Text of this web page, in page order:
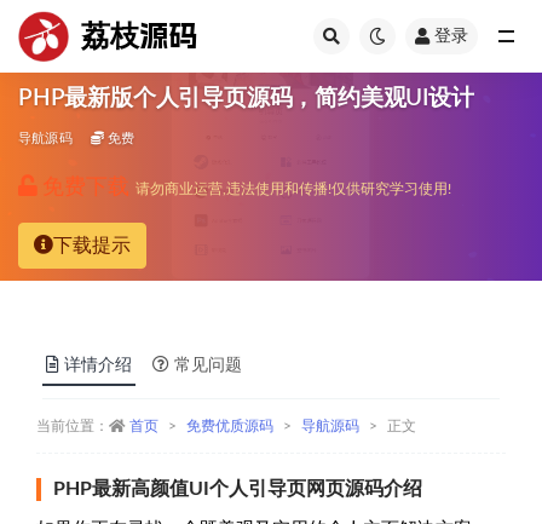
荔枝源码 登录
PHP最新版个人引导页源码，简约美观UI设计
导航源码 免费
免费下载 请勿商业运营,违法使用和传播!仅供研究学习使用!
下载提示
详情介绍 常见问题
当前位置： 首页 免费优质源码 导航源码 正文
PHP最新高颜值UI个人引导页网页源码介绍